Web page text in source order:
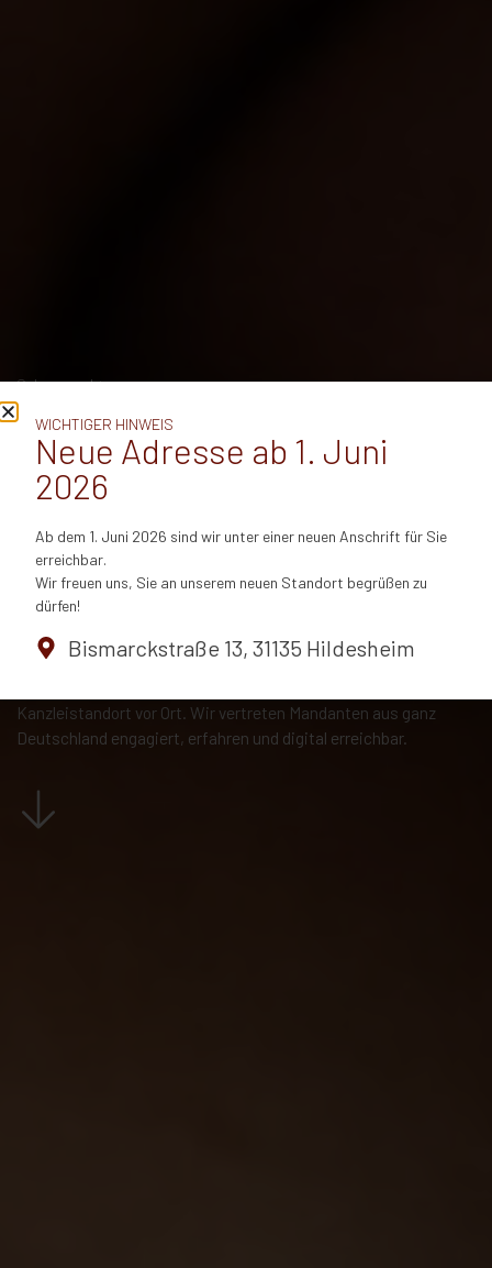
Schwerpunkt
ANWALT FÜR
MIGRATIONSRECHT
FÜR MANDANTEN AUS
BURGDORF
Sie leben in Burgdorf und suchen rechtliche Unterstützung im
Migrationsrecht? Unsere bundesweit tätige Kanzlei berät Sie
zuverlässig zu Aufenthaltsrecht, Asylverfahren,
Kanzleistandort vor Ort. Wir vertreten Mandanten aus ganz
Deutschland engagiert, erfahren und digital erreichbar.
WICHTIGER HINWEIS
Neue Adresse ab 1. Juni
2026
Ab dem 1. Juni 2026 sind wir unter einer neuen Anschrift für Sie
erreichbar.
Wir freuen uns, Sie an unserem neuen Standort begrüßen zu
dürfen!
Bismarckstraße 13, 31135 Hildesheim